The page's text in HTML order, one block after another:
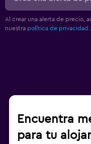
Al crear una alerta de precio,
nuestra política de privacidad.
Encuentra
para tu